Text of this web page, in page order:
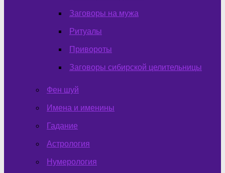
Заговоры на мужа
Ритуалы
Привороты
Заговоры сибирской целительницы
Фен шуй
Имена и именины
Гадание
Астрология
Нумерология